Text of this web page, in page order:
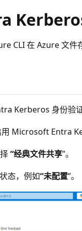
CLI 在 Azure 文
Kerberos 身份验证
Microsoft Entra
“经典文件共享”。
态，例如“未配置”。